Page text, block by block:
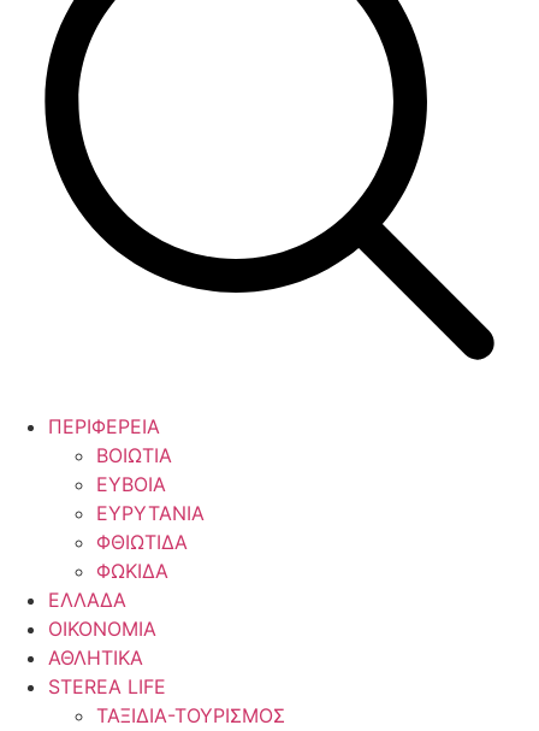
ΠΕΡΙΦΕΡΕΙΑ
ΒΟΙΩΤΙΑ
ΕΥΒΟΙΑ
ΕΥΡΥΤΑΝΙΑ
ΦΘΙΩΤΙΔΑ
ΦΩΚΙΔΑ
ΕΛΛΑΔΑ
ΟΙΚΟΝΟΜΙΑ
ΑΘΛΗΤΙΚΑ
STEREA LIFE
ΤΑΞΙΔΙΑ-ΤΟΥΡΙΣΜΟΣ